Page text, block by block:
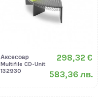
Аксесоар
Multifile CD-Unit
132930
298,32 €
583,36 лв.